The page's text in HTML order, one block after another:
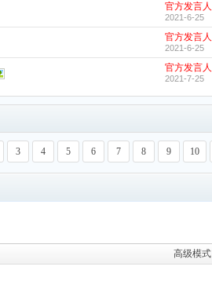
官方发言人
2021-6-25
官方发言人
2021-6-25
官方发言人
2021-7-25
3 4 5 6 7 8 9 10
高级模式